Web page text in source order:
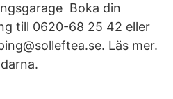
Boka din
till 0620-68 25 42 eller
Läs mer.